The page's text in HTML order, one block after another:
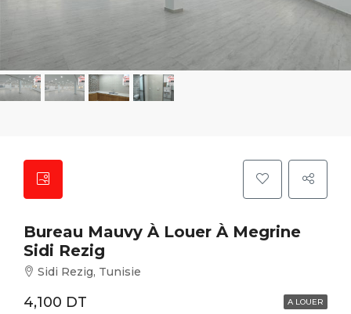
Bureau Mauvy À Louer À Megrine
Sidi Rezig
Sidi Rezig, Tunisie
4,100 DT A LOUER